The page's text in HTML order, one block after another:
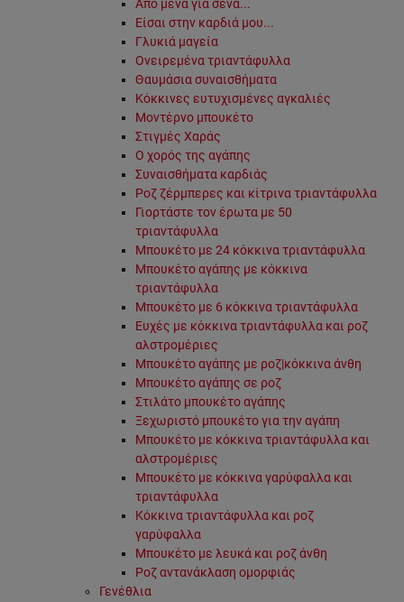
Από μένα για σένα...
Είσαι στην καρδιά μου...
Γλυκιά μαγεία
Ονειρεμένα τριαντάφυλλα
Θαυμάσια συναισθήματα
Κόκκινες ευτυχισμένες αγκαλιές
Μοντέρνο μπουκέτο
Στιγμές Χαράς
Ο χορός της αγάπης
Συναισθήματα καρδιάς
Ροζ ζέρμπερες και κίτρινα τριαντάφυλλα
Γιορτάστε τον έρωτα με 50
τριαντάφυλλα
Μπουκέτο με 24 κόκκινα τριαντάφυλλα
Μπουκέτο αγάπης με κόκκινα
τριαντάφυλλα
Μπουκέτο με 6 κόκκινα τριαντάφυλλα
Ευχές με κόκκινα τριαντάφυλλα και ροζ
αλστρομέριες
Μπουκέτο αγάπης με ροζ|κόκκινα άνθη
Μπουκέτο αγάπης σε ροζ
Στιλάτο μπουκέτο αγάπης
Ξεχωριστό μπουκέτο για την αγάπη
Μπουκέτο με κόκκινα τριαντάφυλλα και
αλστρομέριες
Μπουκέτο με κόκκινα γαρύφαλλα και
τριαντάφυλλα
Κόκκινα τριαντάφυλλα και ροζ
γαρύφαλλα
Μπουκέτο με λευκά και ροζ άνθη
Ροζ αντανάκλαση ομορφιάς
Γενέθλια